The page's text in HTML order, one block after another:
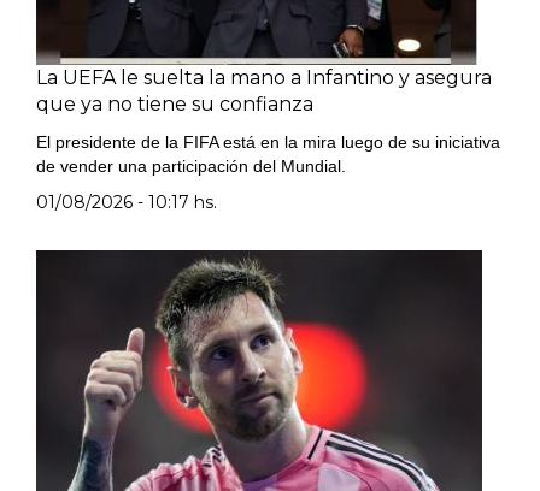
La UEFA le suelta la mano a Infantino y asegura
que ya no tiene su confianza
El presidente de la FIFA está en la mira luego de su iniciativa
de vender una participación del Mundial.
01/08/2026 - 10:17 hs.